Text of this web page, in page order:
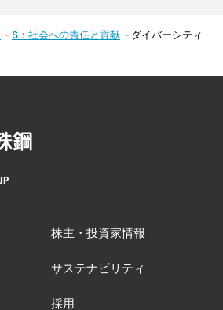
S：社会への責任と貢献
ダイバーシティ
株主・投資家情報
サステナビリティ
採用